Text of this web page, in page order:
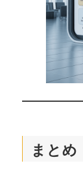
まとめ